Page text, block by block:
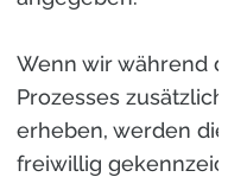
Wenn wir während
Prozesses zusätzliche
erheben, werden
freiwillig